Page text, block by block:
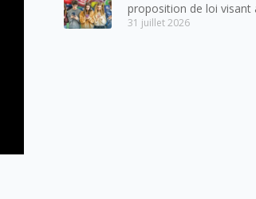
proposition de loi visant
protéger les mineurs des
31 juillet 2026